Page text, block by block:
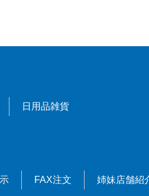
日用品雑貨
FAX注文 姉妹店舗紹